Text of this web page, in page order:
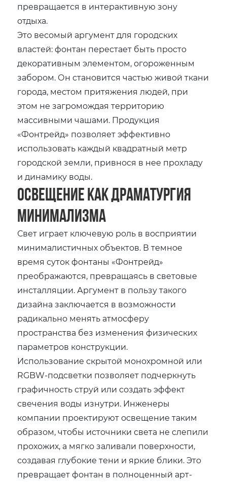
превращается в интерактивную зону
отдыха.
Это весомый аргумент для городских
властей: фонтан перестает быть просто
декоративным элементом, огороженным
забором. Он становится частью живой ткани
города, местом притяжения людей, при
этом не загромождая территорию
массивными чашами. Продукция
«Фонтрейд» позволяет эффективно
использовать каждый квадратный метр
городской земли, привнося в нее прохладу
и динамику воды.
Освещение как драматургия
минимализма
Свет играет ключевую роль в восприятии
минималистичных объектов. В темное
время суток фонтаны «Фонтрейд»
преображаются, превращаясь в световые
инсталляции. Аргумент в пользу такого
дизайна заключается в возможности
радикально менять атмосферу
пространства без изменения физических
параметров конструкции.
Использование скрытой монохромной или
RGBW-подсветки позволяет подчеркнуть
графичность струй или создать эффект
свечения воды изнутри. Инженеры
компании проектируют освещение таким
образом, чтобы источники света не слепили
прохожих, а мягко заливали поверхности,
создавая глубокие тени и яркие блики. Это
превращает фонтан в полноценный арт-